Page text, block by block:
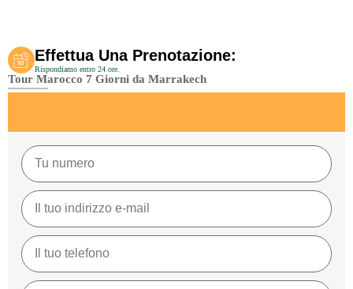
Effettua Una Prenotazione:
Rispondiamo entro 24 ore.
Tour Marocco 7 Giorni da Marrakech